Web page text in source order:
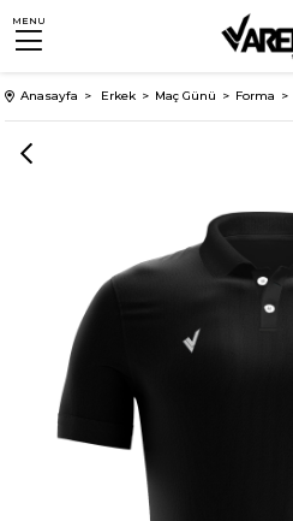
MENU
Anasayfa Erkek Maç Günü Forma